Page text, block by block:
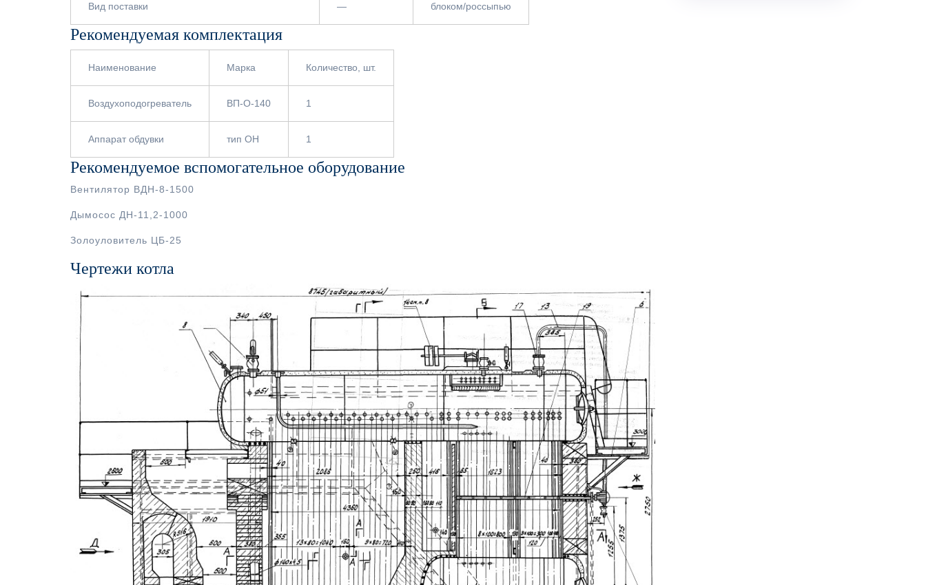
Вид поставки — блоком/россыпью
Рекомендуемая комплектация
Наименование Марка Количество, шт.
Воздухоподогреватель ВП-О-140 1
Аппарат обдувки тип ОН 1
Рекомендуемое вспомогательное оборудование
Вентилятор ВДН-8-1500
Дымосос ДН-11,2-1000
Золоуловитель ЦБ-25
Чертежи котла